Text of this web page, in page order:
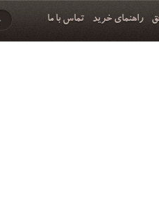
راهنمای خرید تماس با ما